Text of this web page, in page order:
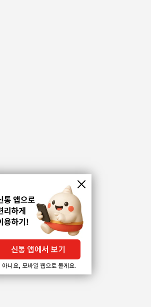
신통 앱에서 보기
아니요, 모바일 웹으로 볼게요.